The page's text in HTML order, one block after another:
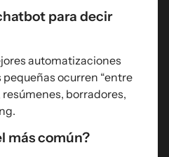
para decir
automatizaciones
ocurren “entre
borradores,
más común?